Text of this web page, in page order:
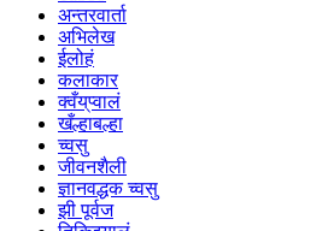
अन्तरवार्ता
अभिलेख
ईलोहं
कलाकार
क्वँय्‌प्वालं
खँल्हाबल्हा
च्वसु
जीवनशैली
ज्ञानवद्धक च्वसु
झी पूर्वज